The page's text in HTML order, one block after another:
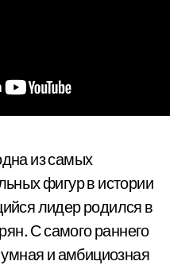
из самых
фигур в истории
лидер родился в
С самого раннего
и амбициозная